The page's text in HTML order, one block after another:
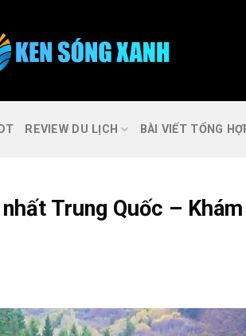
REVIEW DU LỊCH BÀI VIẾT TỔNG
Trung Quốc – Khám